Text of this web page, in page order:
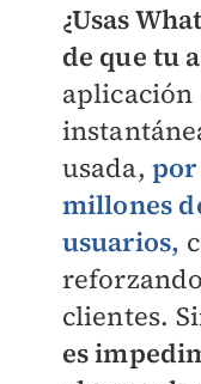
¿Usas
de que tu
aplicación
usada, por
millones
usuarios,
clientes.
es